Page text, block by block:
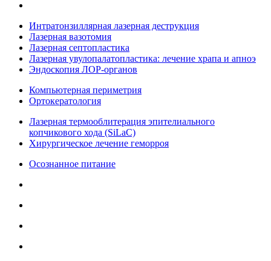
Интратонзиллярная лазерная деструкция
Лазерная вазотомия
Лазерная септопластика
Лазерная увулопалатопластика: лечение храпа и апноэ
Эндоскопия ЛОР-органов
Компьютерная периметрия
Ортокератология
Лазерная термооблитерация эпителиального
копчикового хода (SiLaC)
Хирургическое лечение геморроя
Осознанное питание